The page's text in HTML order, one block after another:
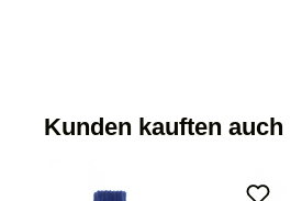
Kunden kauften auch